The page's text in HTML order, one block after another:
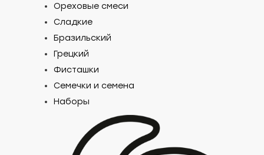
Ореховые смеси
Сладкие
Бразильский
Грецкий
Фисташки
Семечки и семена
Наборы